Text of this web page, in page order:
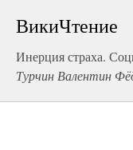
ВикиЧтение
Инерция страха.
Турчин Валентин